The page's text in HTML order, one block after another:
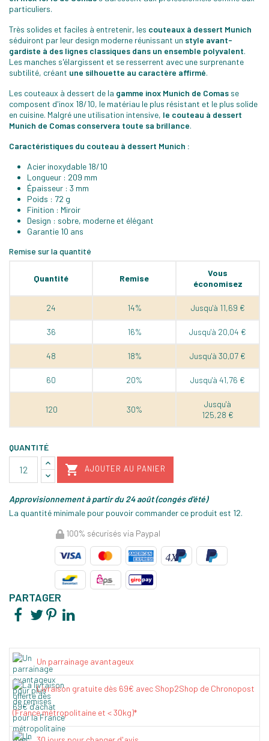
particuliers.
Très solides et faciles à entretenir, les couteaux à dessert Munich
séduiront par leur design moderne réunissant un style avant-
gardiste à des lignes classiques dans un ensemble polyvalent.
Les manches s'élargissent et se resserrent avec une surprenante
subtilité, créant une silhouette au caractère affirmé.
Les couteaux à dessert de la gamme inox Munich de Comas se
composent d'inox 18/10, le matériau le plus résistant et le plus solide
en cuisine. Malgré une utilisation intensive, le couteau à dessert
Munich de Comas conservera toute sa brillance.
Caractéristiques du couteau à dessert Munich :
Acier inoxydable 18/10
Longueur : 209 mm
Épaisseur : 3 mm
Poids : 72 g
Finition : Miroir
Design : sobre, moderne et élégant
Garantie 10 ans
Remise sur la quantité
Quantité Remise
Vous
économisez
24 14% Jusqu'à 11,69 €
36 16% Jusqu'à 20,04 €
48 18% Jusqu'à 30,07 €
60 20% Jusqu'à 41,76 €
120 30%
Jusqu'à
125,28 €
QUANTITÉ
 AJOUTER AU PANIER
Approvisionnement à partir du 24 août (congés d'été)
La quantité minimale pour pouvoir commander ce produit est 12.
100% sécurisés via Paypal
PARTAGER
Un parrainage avantageux
Livraison gratuite dès 69€ avec Shop2Shop de Chronopost
(France métropolitaine et < 30kg)*